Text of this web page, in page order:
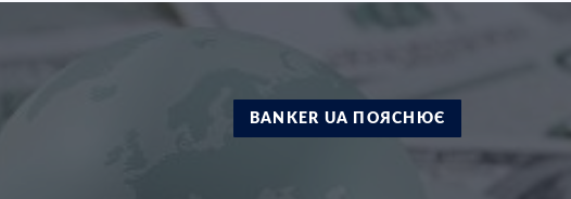
BANKER UA ПОЯСНЮЄ